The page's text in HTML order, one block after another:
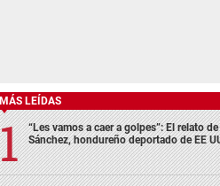
MÁS LEÍDAS
“Les vamos a caer a golpes”: El relato
Sánchez, hondureño deportado de EE